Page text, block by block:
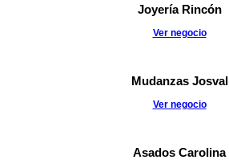
Joyería Rincón
Ver negocio
Mudanzas Josval
Ver negocio
Asados Carolina